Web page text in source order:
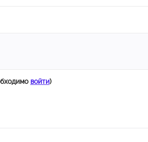
войти)